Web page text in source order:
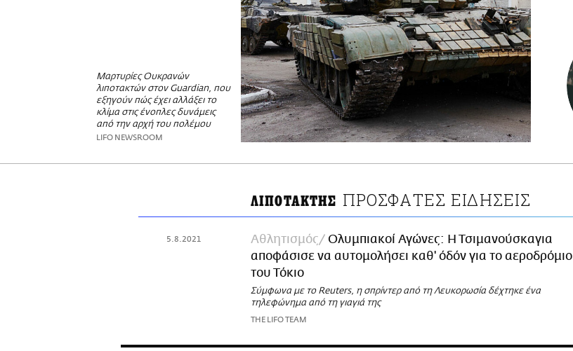
Μαρτυρίες Ουκρανών
λιποτακτών στον Guardian, που
εξηγούν πώς έχει αλλάξει το
κλίμα στις ένοπλες δυνάμεις
από την αρχή του πολέμου
LIFO NEWSROOM
ΛΙΠΟΤΑΚΤΗΣ ΠΡΟΣΦΑΤΕΣ ΕΙΔΗΣΕΙΣ
5.8.2021 Αθλητισμός
Ολυμπιακοί Αγώνες: Η Τσιμανούσκαγια
αποφάσισε να αυτομολήσει καθ' όδόν για το αεροδρόμιο
του Τόκιο
Σύμφωνα με το Reuters, η σπρίντερ από τη Λευκορωσία δέχτηκε ένα
τηλεφώνημα από τη γιαγιά της
THE LIFO TEAM